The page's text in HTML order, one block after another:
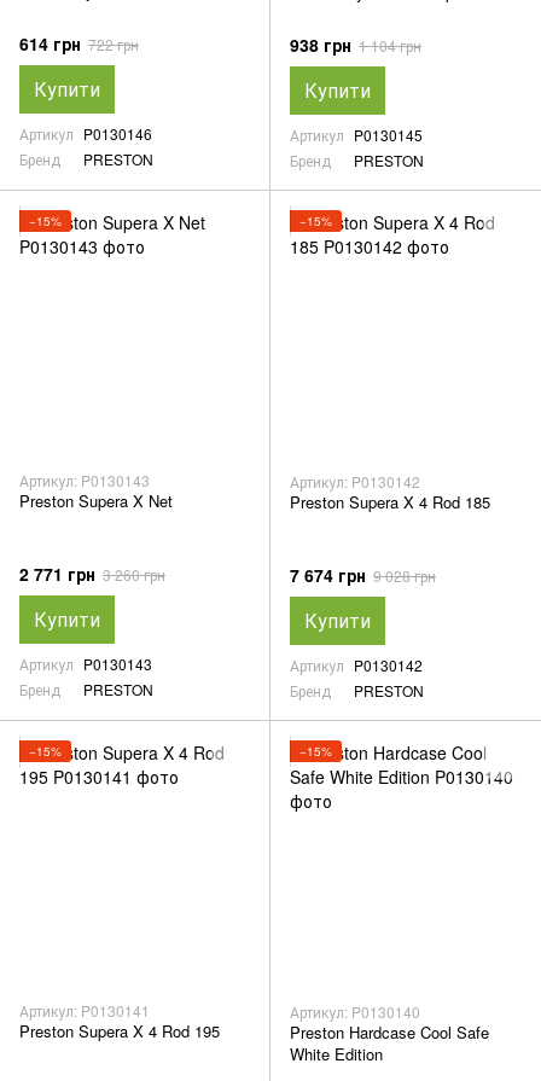
614 грн 722 грн
Купити
Артикул P0130146
Бренд
PRESTON
938 грн 1 104 грн
Купити
Артикул P0130145
Бренд
PRESTON
−15%
Артикул: P0130143
Preston Supera X Net
2 771 грн 3 260 грн
Купити
Артикул P0130143
Бренд
PRESTON
−15%
Артикул: P0130142
Preston Supera X 4 Rod 185
7 674 грн 9 028 грн
Купити
Артикул P0130142
Бренд
PRESTON
−15%
Артикул: P0130141
Preston Supera X 4 Rod 195
−15%
Артикул: P0130140
Preston Hardcase Cool Safe
White Edition